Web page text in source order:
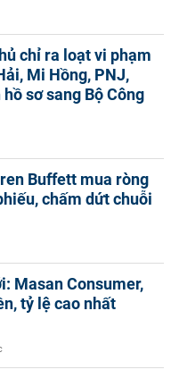
chỉ ra loạt vi phạm
Mi Hồng, PNJ,
sơ sang Bộ Công
Buffett mua ròng
chấm dứt chuỗi
Masan Consumer,
tỷ lệ cao nhất